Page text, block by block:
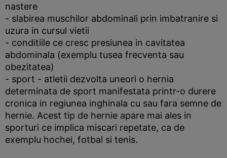
nastere
- slabirea muschilor abdominali prin imbatranire si
uzura in cursul vietii
- conditiile ce cresc presiunea in cavitatea
abdominala (exemplu tusea frecventa sau
obezitatea)
- sport - atletii dezvolta uneori o hernia
determinata de sport manifestata printr-o durere
cronica in regiunea inghinala cu sau fara semne de
hernie. Acest tip de hernie apare mai ales in
sporturi ce implica miscari repetate, ca de
exemplu hochei, fotbal si tenis.